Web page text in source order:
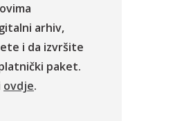
arhiv,
i da izvršite
paket.
ovdje.